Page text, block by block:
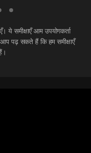
ये समीक्षाएँ आम उपयोगकर्ता
आप पढ़ सकते हैं कि हम समीक्षाएँ